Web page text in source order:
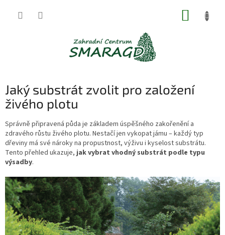
Jaký substrát zvolit pro založení
živého plotu
Správně připravená půda je základem úspěšného zakořenění a
zdravého růstu živého plotu. Nestačí jen vykopat jámu – každý typ
dřeviny má své nároky na propustnost, výživu i kyselost substrátu.
Tento přehled ukazuje, jak vybrat vhodný substrát podle typu
výsadby.